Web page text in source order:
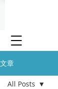
文章
All Posts